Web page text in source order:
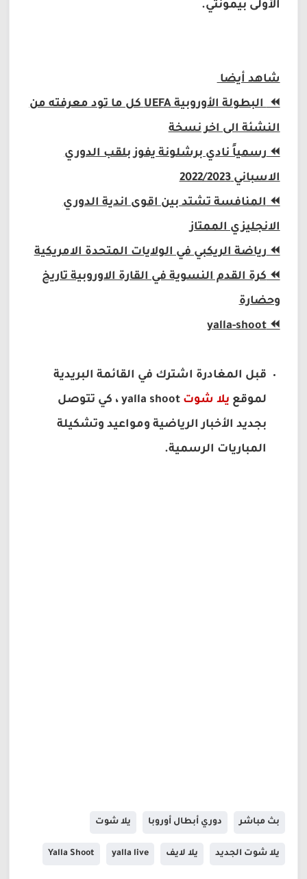
الأولى بيمونتي.
شاهد أيضا
⏪
البطولة الأوروبية UEFA كل ما تود معرفته من
النشئة الى اخر نسخة
⏪رسمياً نادي برشلونة يفوز بلقب الدوري
الاسباني 2022/2023
⏪المنافسة تشتد بين اقوى اندية الدوري
الانجليزي الممتاز
⏪رياضة الريكبي في الولايات المتحدة الامريكية
⏪كرة القدم النسوية في القارة الاوروبية تاريخ
وحضارة
⏪
yalla-shoot
قبل المغادرة اشترك في القائمة البريدية
لموقع يلا شوت yalla shoot ، كي تتوصل
بجديد الأخبار الرياضية ومواعيد وتشكيلة
المباريات الرسمية.
بث مباشر دوري أبطال أوروبا يلا شوت
يلا شوت الجديد يلا لايف yalla live
Yalla Shoot